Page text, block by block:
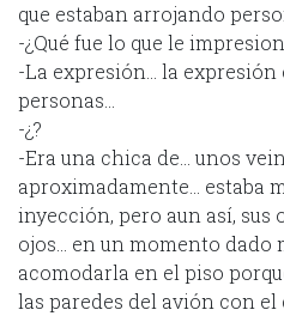
que estaban arrojando
-¿Qué fue lo que le
-La expresión… la expresión
personas…
-¿?
-Era una chica de… unos
aproximadamente… estaba
inyección, pero aun así, sus
ojos… en un momento dado
acomodarla en el piso
las paredes del avión con